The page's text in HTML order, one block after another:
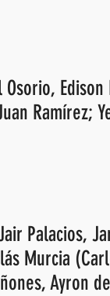
Ramírez;
Palacios,
Murcia
Ayron